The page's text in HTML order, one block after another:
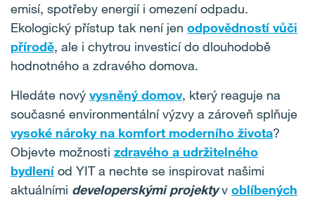
emisí, spotřeby energií i omezení odpadu.
Ekologický přístup tak není jen odpovědností vůči
přírodě, ale i chytrou investicí do dlouhodobě
hodnotného a zdravého domova.
Hledáte nový vysněný domov, který reaguje na
současné environmentální výzvy a zároveň splňuje
vysoké nároky na komfort moderního života?
Objevte možnosti zdravého a udržitelného
bydleníod YIT a nechte se inspirovat našimi
aktuálními developerskými projektyv oblíbených